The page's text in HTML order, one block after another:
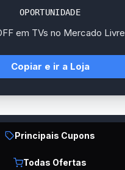
OPORTUNIDADE
em TVs no Mercado Livre
Copiar e ir a Loja
Principais Cupons
Todas Ofertas